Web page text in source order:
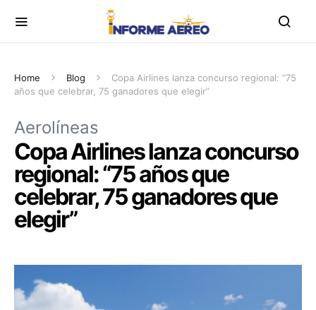
Home Blog
Copa Airlines lanza concurso regional: “75
años que celebrar, 75 ganadores que elegir”
Aerolíneas
Copa Airlines lanza concurso
regional: “75 años que
celebrar, 75 ganadores que
elegir”